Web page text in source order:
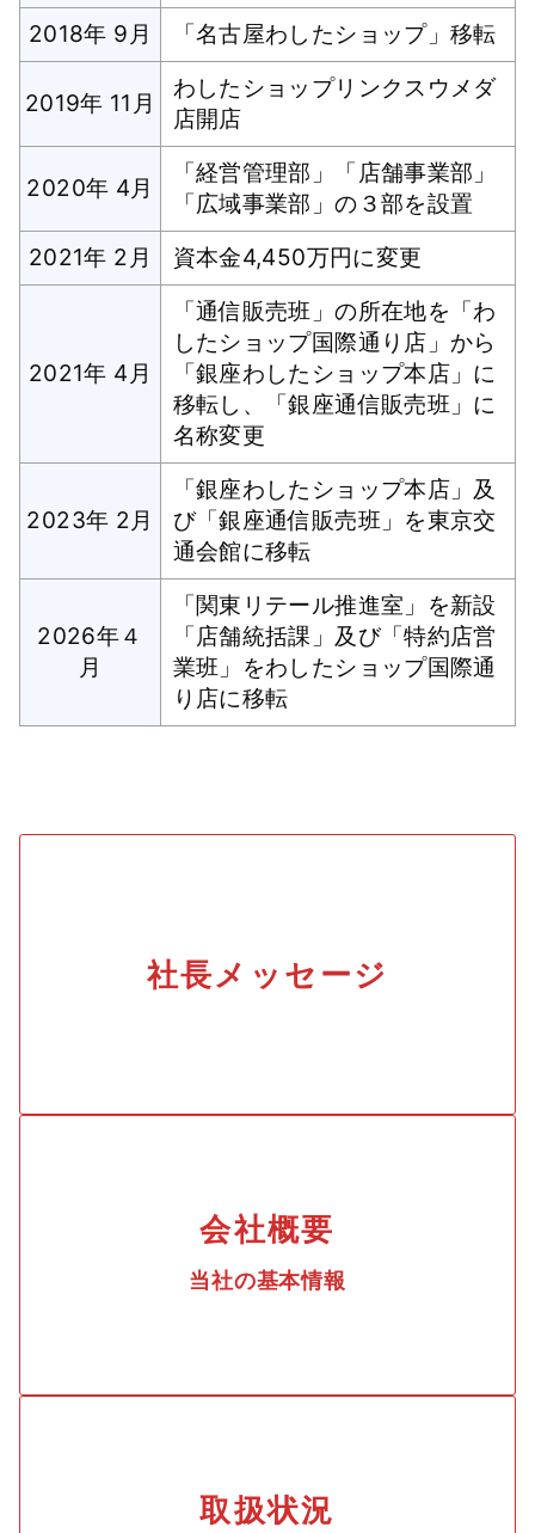
2018年 9月 「名古屋わしたショップ」移転
2019年 11月
わしたショップリンクスウメダ
店開店
2020年 4月
「経営管理部」「店舗事業部」
「広域事業部」の３部を設置
2021年 2月
資本金4,450万円に変更
2021年 4月
「通信販売班」の所在地を「わ
したショップ国際通り店」から
「銀座わしたショップ本店」に
移転し、「銀座通信販売班」に
名称変更
2023年 2月
「銀座わしたショップ本店」及
び「銀座通信販売班」を東京交
通会館に移転
2026年４
月
「関東リテール推進室」を新設
「店舗統括課」及び「特約店営
業班」をわしたショップ国際通
り店に移転
社長メッセージ
会社概要
当社の基本情報
取扱状況